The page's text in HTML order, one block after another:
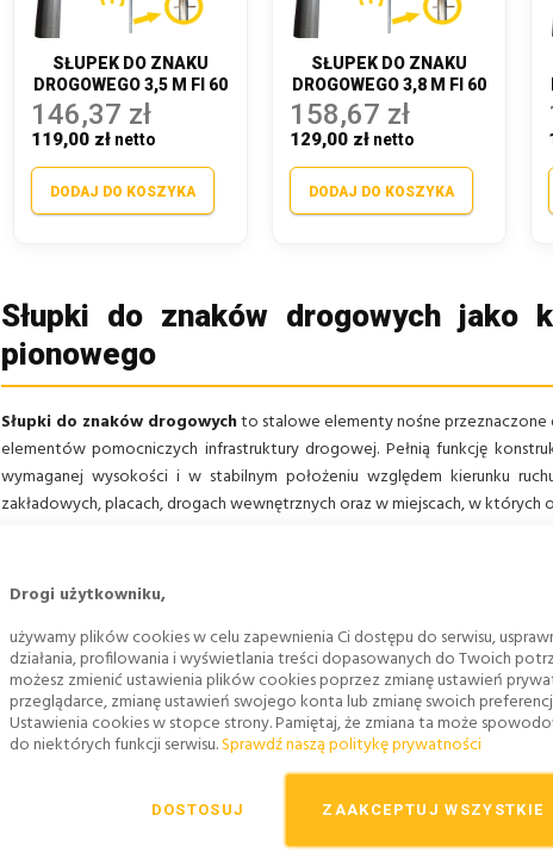
Drogi użytkowniku,
używamy plików cookies w celu zapewnienia Ci dostępu do serwisu,
działania, profilowania i wyświetlania treści dopasowanych do Twoich
możesz zmienić ustawienia plików cookies poprzez zmianę ustawień
przeglądarce, zmianę ustawień swojego konta lub zmianę swoich
Ustawienia cookies w stopce strony. Pamiętaj, że zmiana ta może
do niektórych funkcji serwisu.Sprawdź naszą politykę prywatności
ZAAKCEPTUJ WSZYSTKIE
DOSTOSUJ
SŁUPEK DO ZNAKU
DROGOWEGO 3,5 M FI 60
146,37 zł
119,00 zł
DODAJ DO KOSZYKA
SŁUPEK DO ZNAKU
DROGOWEGO 3,8 M FI 60
158,67 zł
129,00 zł
DODAJ DO KOSZYKA
Słupki do znaków drogowych jako
pionowego
Słupki do znaków drogowychto stalowe elementy nośne
elementów pomocniczych infrastruktury drogowej. Pełnią funkcję
wymaganej wysokości i w stabilnym położeniu względem kierunku
zakładowych, placach, drogach wewnętrznych oraz w miejscach, w
Parametry techniczne słupków pod znaki drogowe
Materiał:stal ocynkowana.
Wysokość:typowo od 3,5 m wzwyż.
Średnica:od fi 60,2 mm wzwyż.
2 mm w wariancie standardowym.
Kompatybilność:ze wszystkimi typowymi uchwytami i obejmami
zakotwienie w podłożu, zabetonowanie lub